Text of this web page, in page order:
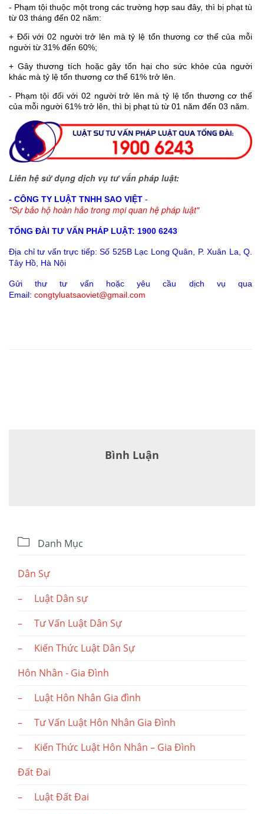
- Phạm tội thuộc một trong các trường hợp sau đây, thì bị phạt tù
từ 03 tháng đến 02 năm:
+ Đối với 02 người trở lên mà tỷ lệ tổn thương cơ thể của mỗi
người từ 31% đến 60%;
+ Gây thương tích hoặc gây tổn hại cho sức khỏe của người
khác mà tỷ lệ tổn thương cơ thể 61% trở lên.
- Phạm tội đối với 02 người trở lên mà tỷ lệ tổn thương cơ thể
của mỗi người 61% trở lên, thì bị phạt tù từ 01 năm đến 03 năm.
Liên hệ sử dụng dịch vụ tư vấn pháp luật:
- CÔNG TY LUẬT TNHH SAO VIỆT -
"Sự bảo hộ hoàn hảo trong mọi quan hệ pháp luật"
TỔNG ĐÀI TƯ VẤN PHÁP LUẬT: 1900 6243
Địa chỉ tư vấn trực tiếp: Số 525B Lạc Long Quân, P. Xuân La, Q.
Tây Hồ, Hà Nội
Gửi thư tư vấn hoặc yêu cầu dịch vụ qua
Email: congtyluatsaoviet@gmail.com
Bình Luận
 Danh Mục
Dân Sự
– Luật Dân sự
– Tư Vấn Luật Dân Sự
– Kiến Thức Luật Dân Sự
Hôn Nhân - Gia Đình
– Luật Hôn Nhân Gia đình
– Tư Vấn Luật Hôn Nhân Gia Đình
– Kiến Thức Luật Hôn Nhân – Gia Đình
Đất Đai
– Luật Đất Đai